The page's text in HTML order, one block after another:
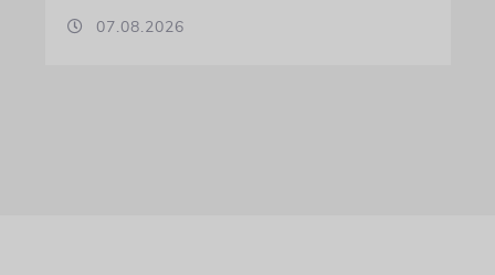
07.08.2026